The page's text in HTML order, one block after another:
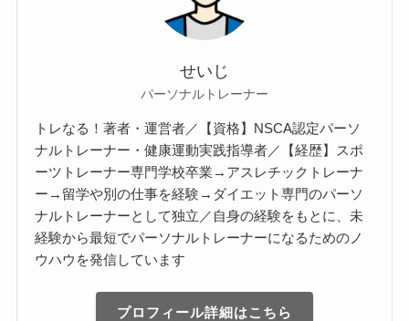
せいじ
パーソナルトレーナー
トレなる！著者・運営者／【資格】NSCA認定パーソ
ナルトレーナー・健康運動実践指導者／【経歴】スポ
ーツトレーナー専門学校卒業→アスレチックトレーナ
ー→留学や別の仕事を経験→ダイエット専門のパーソ
ナルトレーナーとして独立／自身の経験をもとに、未
経験から最短でパーソナルトレーナーになるためのノ
ウハウを発信しています
プロフィール詳細はこちら